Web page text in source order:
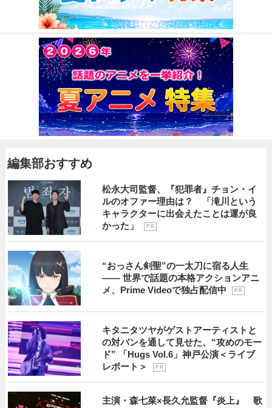
編集部おすすめ
松永大司監督、『犯罪者』チョン・イ
ルのオファー理由は？ 「滝川という
キャラクターに出会えたことは運が良
かった」
P R
“おっさん剣聖”の一太刀に宿る人生
―― 世界で話題の本格アクションアニ
メ、Prime Videoで独占配信中
P R
キタニタツヤがゲストアーティストと
の対バンを通して見せた、“攻めのモー
ド” 「Hugs Vol.6」神戸公演＜ライブ
レポート＞
P R
主演・森七菜×長久允監督『炎上』 歌